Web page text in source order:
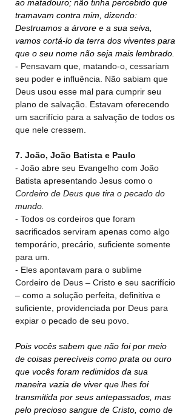
ao matadouro; não tinha percebido que
tramavam contra mim, dizendo:
Destruamos a árvore e a sua seiva,
vamos cortá-lo da terra dos viventes para
que o seu nome não seja mais lembrado.
- Pensavam que, matando-o, cessariam
seu poder e influência. Não sabiam que
Deus usou esse mal para cumprir seu
plano de salvação. Estavam oferecendo
um sacrifício para a salvação de todos os
que nele cressem.
7. João, João Batista e Paulo
- João abre seu Evangelho com João
Batista apresentando Jesus como o
Cordeiro de Deus que tira o pecado do
mundo.
- Todos os cordeiros que foram
sacrificados serviram apenas como algo
temporário, precário, suficiente somente
para um.
- Eles apontavam para o sublime
Cordeiro de Deus – Cristo e seu sacrifício
– como a solução perfeita, definitiva e
suficiente, providenciada por Deus para
expiar o pecado de seu povo.
Pois vocês sabem que não foi por meio
de coisas perecíveis como prata ou ouro
que vocês foram redimidos da sua
maneira vazia de viver que lhes foi
transmitida por seus antepassados, mas
pelo precioso sangue de Cristo, como de